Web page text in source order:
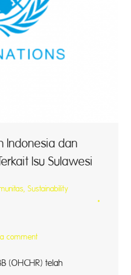
Indonesia dan
Isu Sulawesi
, Sustainability
comment
(OHCHR) telah